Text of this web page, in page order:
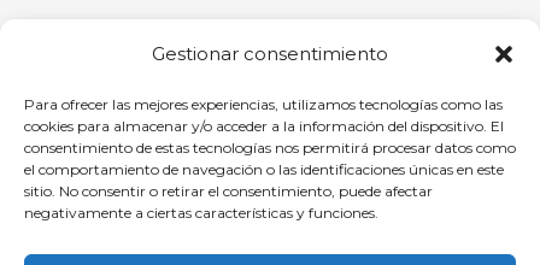
Gestionar consentimiento
Para ofrecer las mejores experiencias, utilizamos tecnologías como las
cookies para almacenar y/o acceder a la información del dispositivo. El
consentimiento de estas tecnologías nos permitirá procesar datos como
el comportamiento de navegación o las identificaciones únicas en este
sitio. No consentir o retirar el consentimiento, puede afectar
negativamente a ciertas características y funciones.
Haz clic para aceptar cookies de
marketing y permitir este contenido